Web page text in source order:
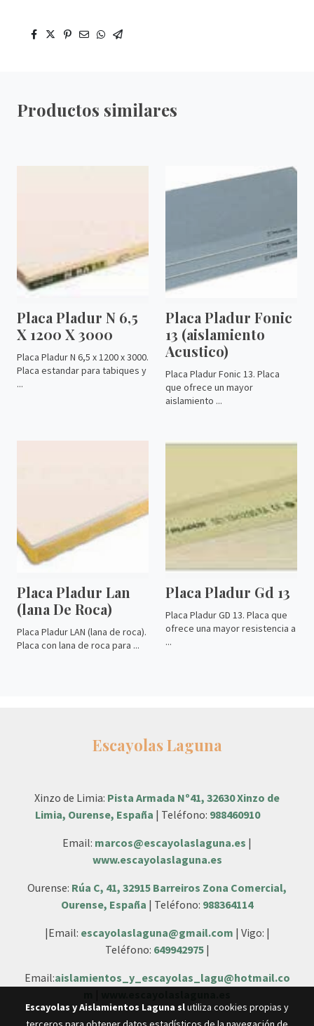
Productos similares
Placa Pladur N 6,5
X 1200 X 3000
Placa Pladur N 6,5 x 1200 x 3000.
Placa estandar para tabiques y
...
Placa Pladur Fonic
13 (aislamiento
Acustico)
Placa Pladur Fonic 13. Placa
que ofrece un mayor
aislamiento ...
Placa Pladur Lan
(lana De Roca)
Placa Pladur LAN (lana de roca).
Placa con lana de roca para ...
Placa Pladur Gd 13
Placa Pladur GD 13. Placa que
ofrece una mayor resistencia a
...
Escayolas Laguna
Xinzo de Limia: Pista Armada Nº41, 32630 Xinzo de
Limia, Ourense, España | Teléfono: 988460910
Email: marcos@escayolaslaguna.es |
www.escayolaslaguna.es
Ourense: Rúa C, 41, 32915 Barreiros Zona Comercial,
Ourense, España | Teléfono: 988364114
|Email: escayolaslaguna@gmail.com | Vigo: |
Teléfono: 649942975|
Email:aislamientos_y_escayolas_lagu@hotmail.co
Escayolas y Aislamientos Laguna slutiliza cookies propias y